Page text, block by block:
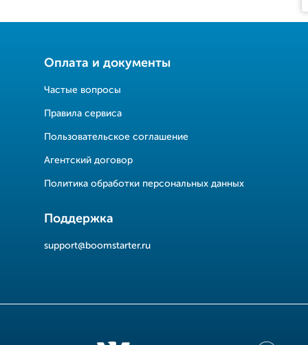
Оплата и документы
Частые вопросы
Правила сервиса
Пользовательское соглашение
Агентский договор
Политика обработки персональных данных
Поддержка
support@boomstarter.ru